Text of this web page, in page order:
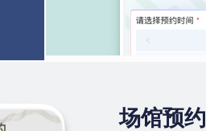
场馆预约